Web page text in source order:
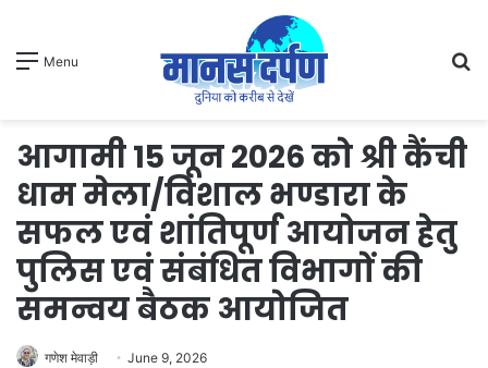
Menu
आगामी 15 जून 2026 को श्री कैंची
धाम मेला/विशाल भण्डारा के
सफल एवं शांतिपूर्ण आयोजन हेतु
पुलिस एवं संबंधित विभागों की
समन्वय बैठक आयोजित
गणेश मेवाड़ी June 9, 2026